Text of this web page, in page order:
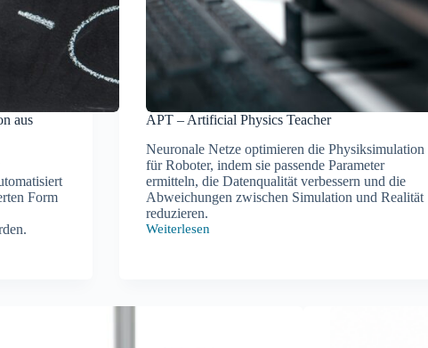
aus
Form
APT – Artificial Physics Teacher
Neuronale Netze optimieren die Physiksimulation
für Roboter, indem sie passende Parameter
ermitteln, die Datenqualität verbessern und die
Abweichungen zwischen Simulation und Realität
reduzieren.
Weiterlesen
APT